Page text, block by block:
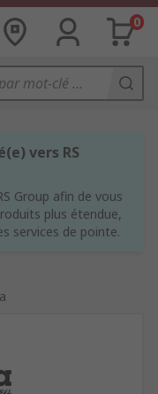
0
vers RS
Group afin de vous
plus étendue,
services de pointe.